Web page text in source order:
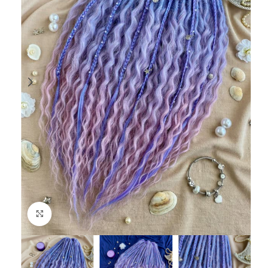
Vergrößern